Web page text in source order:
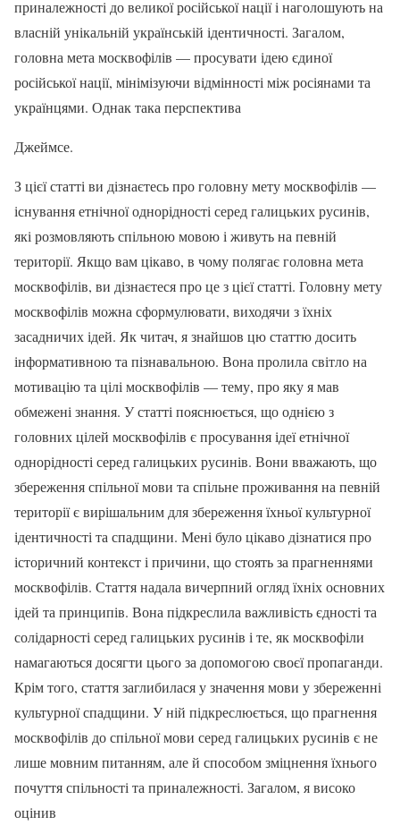
приналежності до великої російської нації і наголошують на
власній унікальній українській ідентичності. Загалом,
головна мета москвофілів — просувати ідею єдиної
російської нації, мінімізуючи відмінності між росіянами та
українцями. Однак така перспектива
Джеймсе.
З цієї статті ви дізнаєтесь про головну мету москвофілів —
існування етнічної однорідності серед галицьких русинів,
які розмовляють спільною мовою і живуть на певній
території. Якщо вам цікаво, в чому полягає головна мета
москвофілів, ви дізнаєтеся про це з цієї статті. Головну мету
москвофілів можна сформулювати, виходячи з їхніх
засадничих ідей. Як читач, я знайшов цю статтю досить
інформативною та пізнавальною. Вона пролила світло на
мотивацію та цілі москвофілів — тему, про яку я мав
обмежені знання. У статті пояснюється, що однією з
головних цілей москвофілів є просування ідеї етнічної
однорідності серед галицьких русинів. Вони вважають, що
збереження спільної мови та спільне проживання на певній
території є вирішальним для збереження їхньої культурної
ідентичності та спадщини. Мені було цікаво дізнатися про
історичний контекст і причини, що стоять за прагненнями
москвофілів. Стаття надала вичерпний огляд їхніх основних
ідей та принципів. Вона підкреслила важливість єдності та
солідарності серед галицьких русинів і те, як москвофіли
намагаються досягти цього за допомогою своєї пропаганди.
Крім того, стаття заглибилася у значення мови у збереженні
культурної спадщини. У ній підкреслюється, що прагнення
москвофілів до спільної мови серед галицьких русинів є не
лише мовним питанням, але й способом зміцнення їхнього
почуття спільності та приналежності. Загалом, я високо
оцінив